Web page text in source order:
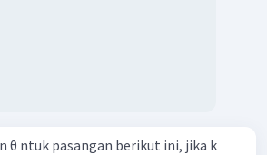
θ ntuk pasangan berikut ini, jika k